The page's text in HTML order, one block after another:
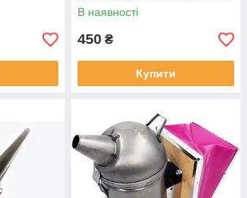
В наявності
450 ₴
Купити